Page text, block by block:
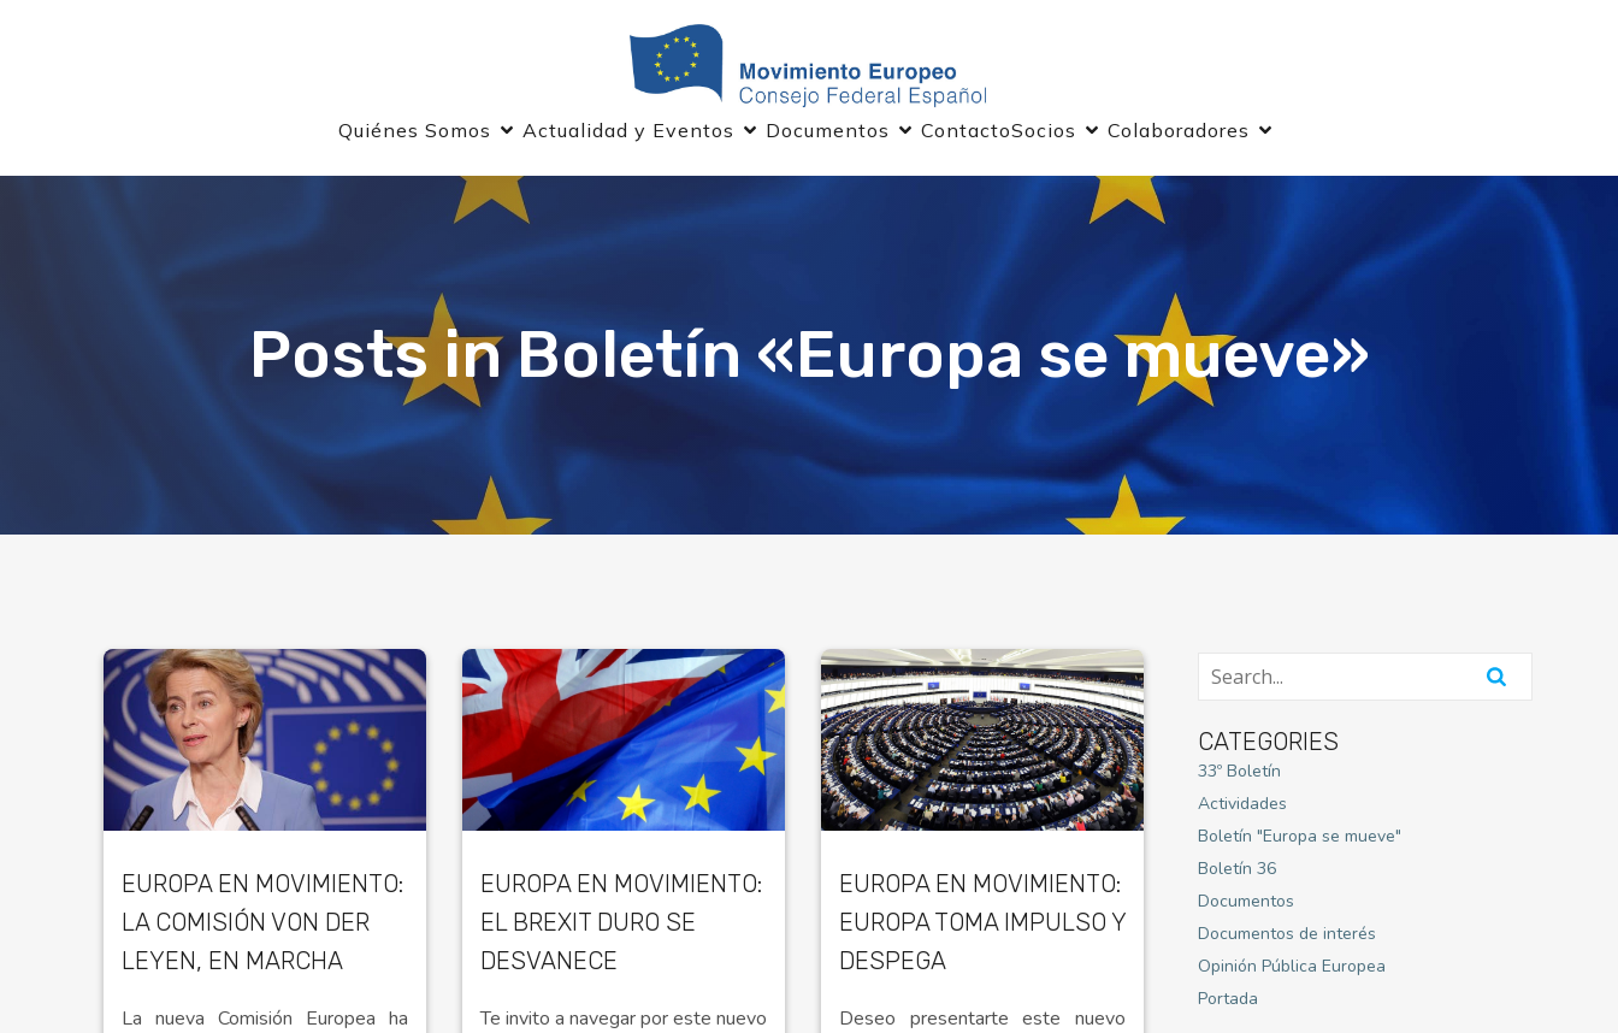
Quiénes Somos Actualidad y Eventos Documentos ContactoSocios Colaboradores
Posts in Boletín «Europa se mueve»
EUROPA EN MOVIMIENTO:
LA COMISIÓN VON DER
LEYEN, EN MARCHA
La nueva Comisión Europea ha
EUROPA EN MOVIMIENTO:
EL BREXIT DURO SE
DESVANECE
Te invito a navegar por este nuevo
EUROPA EN MOVIMIENTO:
EUROPA TOMA IMPULSO Y
DESPEGA
Deseo presentarte este nuevo
CATEGORIES
33º Boletín
Actividades
Boletín "Europa se mueve"
Boletín 36
Documentos
Documentos de interés
Opinión Pública Europea
Portada